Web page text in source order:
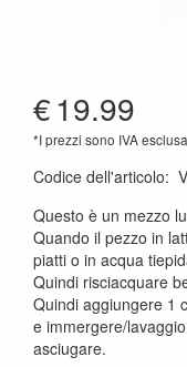
€19.99
*I prezzi sono IVA esclusa
Codice dell'articolo:
Questo è un mezzo
Quando il pezzo in
piatti o in acqua
Quindi risciacquare
Quindi aggiungere 1
e immergere/
asciugare.